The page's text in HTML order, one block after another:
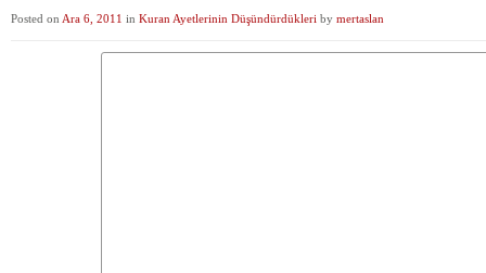
Posted on Ara 6, 2011 in Kuran Ayetlerinin Düşündürdükleri by mertaslan